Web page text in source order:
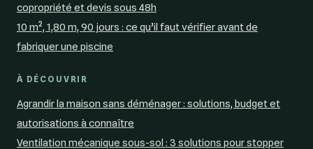
copropriété et devis sous 48h
10 m², 1,80 m, 90 jours : ce qu’il faut vérifier avant de
fabriquer une piscine
À DÉCOUVRIR
Agrandir la maison sans déménager : solutions, budget et
autorisations à connaître
Ventilation mécanique sous-sol : 3 solutions pour stopper